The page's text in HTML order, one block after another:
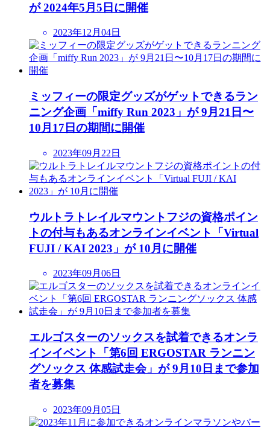
が 2024年5月5日に開催
2023年12月04日
ミッフィーの限定グッズがゲットできるラン
ニング企画「miffy Run 2023」が 9月21日〜
10月17日の期間に開催
2023年09月22日
ウルトラトレイルマウントフジの資格ポイン
トの付与もあるオンラインイベント「Virtual
FUJI / KAI 2023」が 10月に開催
2023年09月06日
エルゴスターのソックスを試着できるオンラ
インイベント「第6回 ERGOSTAR ランニン
グソックス 体感試走会」が 9月10日まで参加
者を募集
2023年09月05日